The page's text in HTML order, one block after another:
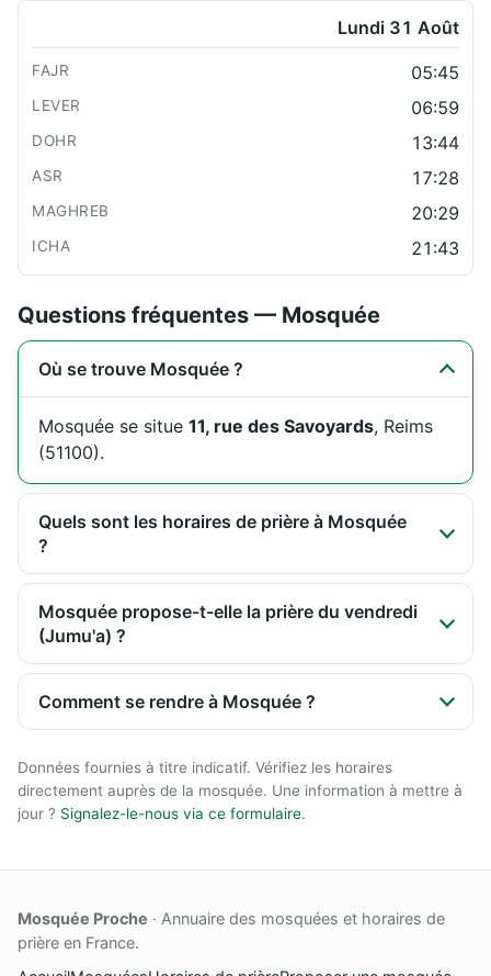
Lundi 31 Août
05:45
06:59
13:44
17:28
20:29
21:43
Questions fréquentes — Mosquée
Où se trouve Mosquée ?
Mosquée se situe 11, rue des Savoyards, Reims
(51100).
Quels sont les horaires de prière à Mosquée
?
Mosquée propose-t-elle la prière du vendredi
(Jumu'a) ?
Comment se rendre à Mosquée ?
Données fournies à titre indicatif. Vérifiez les horaires
directement auprès de la mosquée. Une information à mettre à
jour ? Signalez-le-nous via ce formulaire.
Mosquée Proche · Annuaire des mosquées et horaires de
prière en France.